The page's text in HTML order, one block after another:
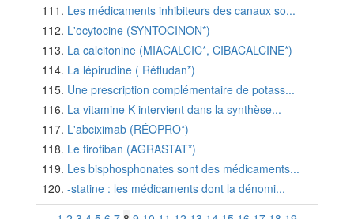
Les médicaments inhibiteurs des canaux so...
L'ocytocine (SYNTOCINON*)
La calcitonine (MIACALCIC*, CIBACALCINE*)
La lépirudine ( Réfludan*)
Une prescription complémentaire de potass...
La vitamine K intervient dans la synthèse...
L'abciximab (RÉOPRO*)
Le tirofiban (AGRASTAT*)
Les bisphosphonates sont des médicaments...
-statine : les médicaments dont la dénomi...